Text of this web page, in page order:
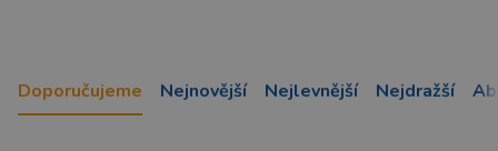
Doporučujeme Nejnovější Nejlevnější Nejdražší